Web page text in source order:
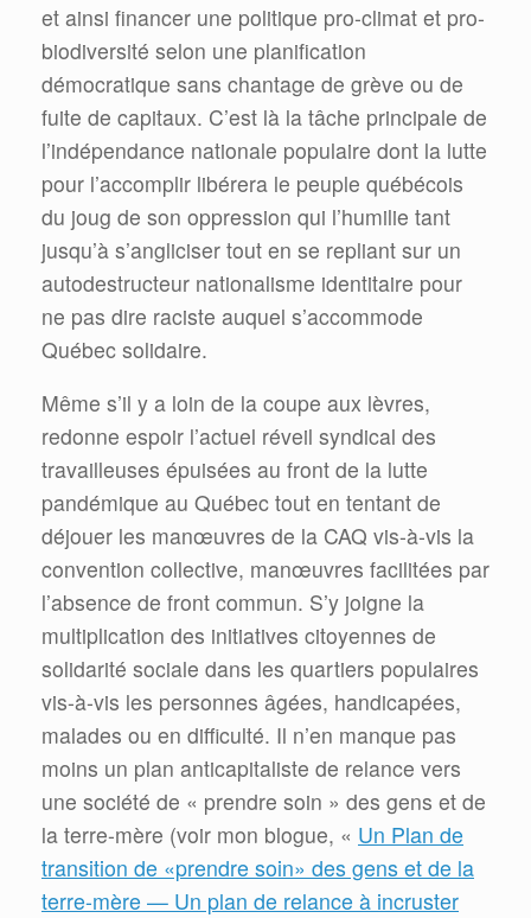
et ainsi financer une politique pro-climat et pro-
biodiversité selon une planification
démocratique sans chantage de grève ou de
fuite de capitaux. C’est là la tâche principale de
l’indépendance nationale populaire dont la lutte
pour l’accomplir libérera le peuple québécois
du joug de son oppression qui l’humilie tant
jusqu’à s’angliciser tout en se repliant sur un
autodestructeur nationalisme identitaire pour
ne pas dire raciste auquel s’accommode
Québec solidaire.
Même s’il y a loin de la coupe aux lèvres,
redonne espoir l’actuel réveil syndical des
travailleuses épuisées au front de la lutte
pandémique au Québec tout en tentant de
déjouer les manœuvres de la CAQ vis-à-vis la
convention collective, manœuvres facilitées par
l’absence de front commun. S’y joigne la
multiplication des initiatives citoyennes de
solidarité sociale dans les quartiers populaires
vis-à-vis les personnes âgées, handicapées,
malades ou en difficulté. Il n’en manque pas
moins un plan anticapitaliste de relance vers
une société de « prendre soin » des gens et de
la terre-mère (voir mon blogue, « Un Plan de
transition de «prendre soin» des gens et de la
terre-mère — Un plan de relance à incruster